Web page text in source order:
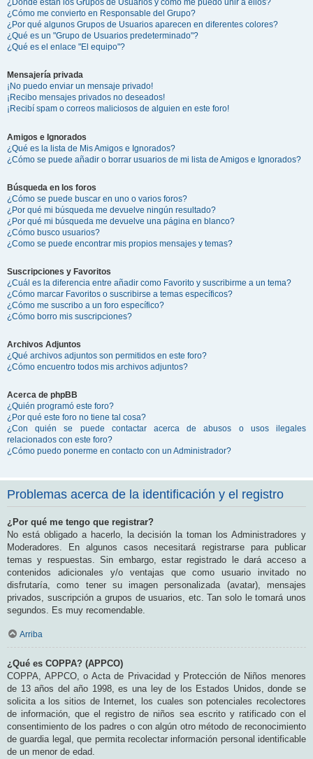
¿Donde están los Grupos de Usuarios y como me puedo unir a ellos?
¿Cómo me convierto en Responsable del Grupo?
¿Por qué algunos Grupos de Usuarios aparecen en diferentes colores?
¿Qué es un "Grupo de Usuarios predeterminado"?
¿Qué es el enlace "El equipo"?
Mensajería privada
¡No puedo enviar un mensaje privado!
¡Recibo mensajes privados no deseados!
¡Recibí spam o correos maliciosos de alguien en este foro!
Amigos e Ignorados
¿Qué es la lista de Mis Amigos e Ignorados?
¿Cómo se puede añadir o borrar usuarios de mi lista de Amigos e Ignorados?
Búsqueda en los foros
¿Cómo se puede buscar en uno o varios foros?
¿Por qué mi búsqueda me devuelve ningún resultado?
¿Por qué mi búsqueda me devuelve una página en blanco?
¿Cómo busco usuarios?
¿Como se puede encontrar mis propios mensajes y temas?
Suscripciones y Favoritos
¿Cuál es la diferencia entre añadir como Favorito y suscribirme a un tema?
¿Cómo marcar Favoritos o suscribirse a temas específicos?
¿Cómo me suscribo a un foro específico?
¿Cómo borro mis suscripciones?
Archivos Adjuntos
¿Qué archivos adjuntos son permitidos en este foro?
¿Cómo encuentro todos mis archivos adjuntos?
Acerca de phpBB
¿Quién programó este foro?
¿Por qué este foro no tiene tal cosa?
¿Con quién se puede contactar acerca de abusos o usos ilegales
relacionados con este foro?
¿Cómo puedo ponerme en contacto con un Administrador?
Problemas acerca de la identificación y el registro
¿Por qué me tengo que registrar?
No está obligado a hacerlo, la decisión la toman los Administradores y
Moderadores. En algunos casos necesitará registrarse para publicar
temas y respuestas. Sin embargo, estar registrado le dará acceso a
contenidos adicionales y/o ventajas que como usuario invitado no
disfrutaría, como tener su imagen personalizada (avatar), mensajes
privados, suscripción a grupos de usuarios, etc. Tan solo le tomará unos
segundos. Es muy recomendable.
Arriba
¿Qué es COPPA? (APPCO)
COPPA, APPCO, o Acta de Privacidad y Protección de Niños menores
de 13 años del año 1998, es una ley de los Estados Unidos, donde se
solicita a los sitios de Internet, los cuales son potenciales recolectores
de información, que el registro de niños sea escrito y ratificado con el
consentimiento de los padres o con algún otro método de reconocimiento
de guardia legal, que permita recolectar información personal identificable
de un menor de edad.